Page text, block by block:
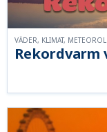
Rekordvarm
VÄDER, KLIMAT,